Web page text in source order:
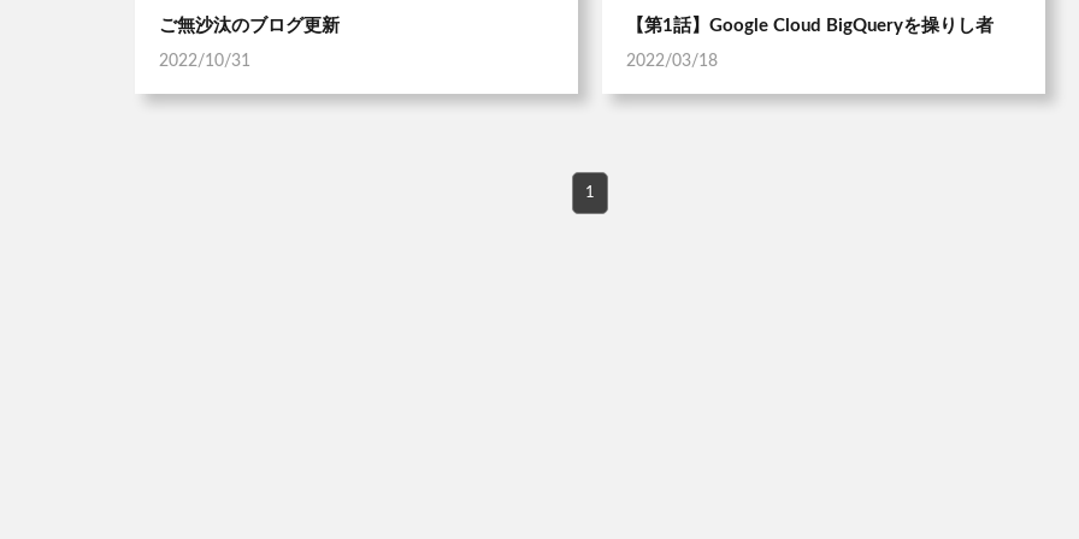
ご無沙汰のブログ更新
2022/10/31
【第1話】Google Cloud BigQueryを操りし者
2022/03/18
1